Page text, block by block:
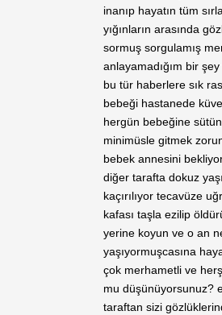
inanıp hayatın tüm
yığınların arasında
sormuş sorgulamış
anlayamadığım bir
bu tür haberlere sık
bebeği hastanede
hergün bebeğine
minimüsle gitmek
bebek annesini
diğer tarafta dokuz
kaçırılıyor tecavüze
kafası taşla ezilip
yerine koyun ve o an
yaşıyormuşcasına
çok merhametli ve
mu düşünüyorsunuz?
taraftan sizi